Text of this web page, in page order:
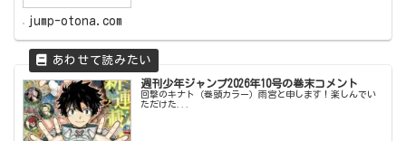
jump-otona.com
週刊少年ジャンプ2026年10号の巻末コメント
回撃のキナト（巻頭カラー）雨宮と申します！楽しんでい
ただけた...